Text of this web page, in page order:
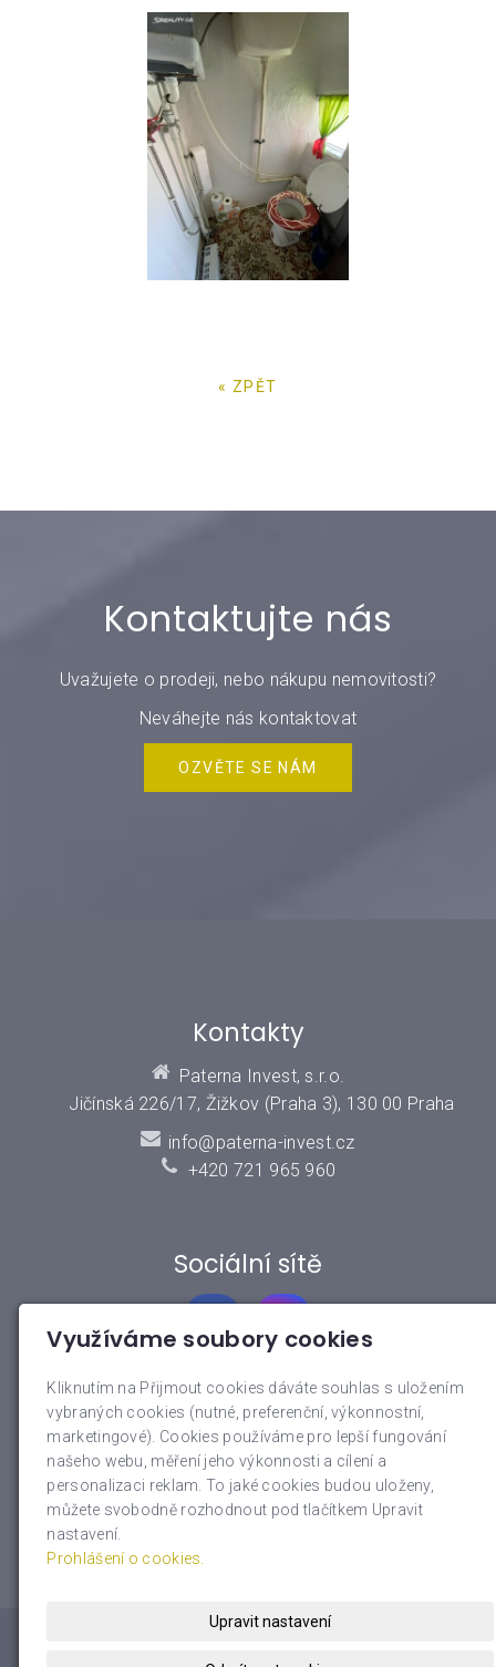
« ZPĚT
Kontaktujte nás
Uvažujete o prodeji, nebo nákupu nemovitosti?
Neváhejte nás kontaktovat
OZVĚTE SE NÁM
Kontakty
Paterna Invest, s.r.o.
Jičínská 226/17, Žižkov (Praha 3), 130 00 Praha
info@paterna-invest.cz
+420 721 965 960
Sociální sítě
Rychlé menu
O nás
Nemovitosti
Využíváme soubory cookies
Kliknutím na Přijmout cookies dáváte souhlas s uložením
vybraných cookies (nutné, preferenční, výkonnostní,
marketingové). Cookies používáme pro lepší fungování
našeho webu, měření jeho výkonnosti a cílení a
personalizaci reklam. To jaké cookies budou uloženy,
můžete svobodně rozhodnout pod tlačítkem Upravit
nastavení.
Prohlášení o cookies.
Upravit nastavení